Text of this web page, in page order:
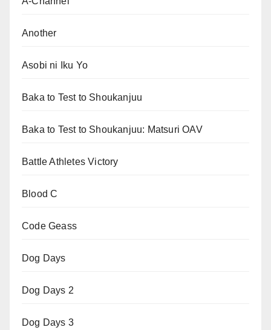
Another
Asobi ni Iku Yo
Baka to Test to Shoukanjuu
Baka to Test to Shoukanjuu: Matsuri OAV
Battle Athletes Victory
Blood C
Code Geass
Dog Days
Dog Days 2
Dog Days 3